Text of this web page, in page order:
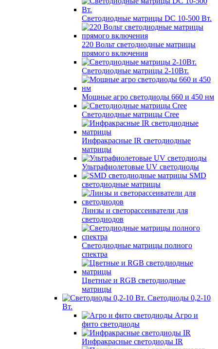
Светодиодные матрицы DC 10-500 Вт.
220 Вольт cветодиодные матрицы
прямого включения
Светодиодные матрицы 2-10Вт.
Мощные агро светодиоды 660 и 450 нм
Светодиодные матрицы Cree
Инфракрасные IR светодиодные
матрицы
Ультрафиолетовые UV светодиоды
SMD
светодиодные матрицы
Линзы и светорассеиватели для
светодиодов
Светодиодные матрицы полного
спектра
Цветные и RGB светодиодные
матрицы
Светодиоды 0,2-10
Вт.
Агро и
фито светодиоды
Инфракрасные светодиоды IR